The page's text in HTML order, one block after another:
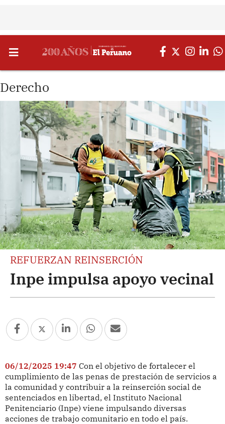
Derecho
REFUERZAN REINSERCIÓN
Inpe impulsa apoyo vecinal
06/12/2025 19:47 Con el objetivo de fortalecer el
cumplimiento de las penas de prestación de servicios a
la comunidad y contribuir a la reinserción social de
sentenciados en libertad, el Instituto Nacional
Penitenciario (Inpe) viene impulsando diversas
acciones de trabajo comunitario en todo el país.